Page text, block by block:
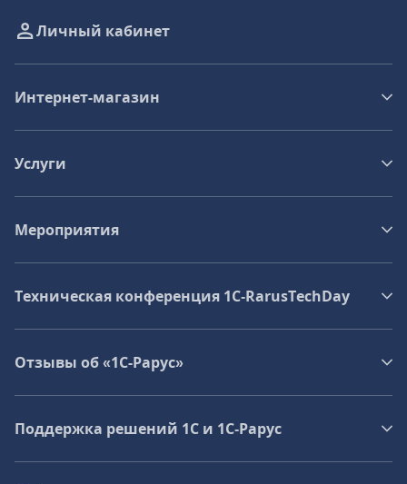
Личный кабинет
Интернет-магазин
Услуги
Мероприятия
Техническая конференция 1C‑RarusTechDay
Отзывы об «1С-Рарус»
Поддержка решений 1С и 1С‑Рарус